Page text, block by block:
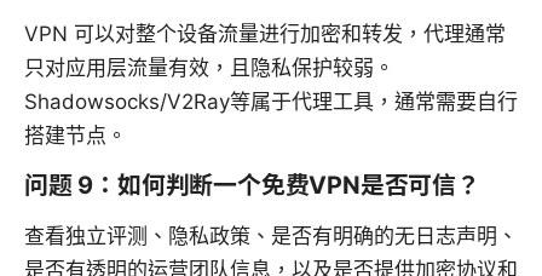
VPN 可以对整个设备流量进行加密和转发，代理通常
只对应用层流量有效，且隐私保护较弱。
Shadowsocks/V2Ray等属于代理工具，通常需要自行
搭建节点。
问题 9：如何判断一个免费VPN是否可信？
查看独立评测、隐私政策、是否有明确的无日志声明、
是否有透明的运营团队信息，以及是否提供加密协议和